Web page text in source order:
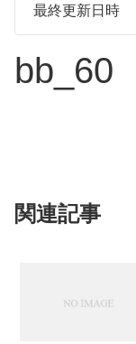
最終更新日時
bb_60
関連記事